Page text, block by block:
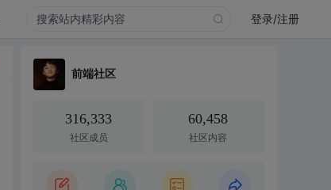
登录/注册
前端社区
316,333
社区成员
60,458
社区内容